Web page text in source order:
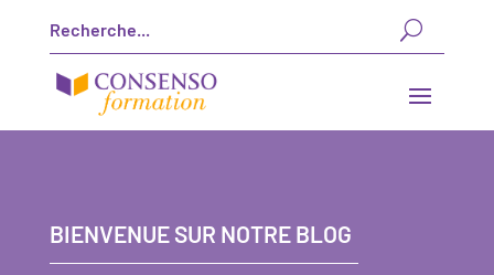
BIENVENUE SUR NOTRE BLOG